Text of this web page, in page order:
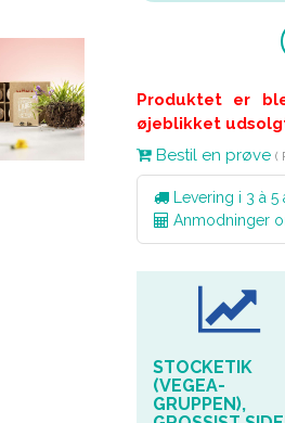
Produktet er
øjeblikket
Bestil en prøve (
Levering i 3 à
Anmodninger
STOCKETIK
(VEGEA-
GRUPPEN),